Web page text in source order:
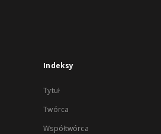
Indeksy
Tytuł
Twórca
Współtwórca